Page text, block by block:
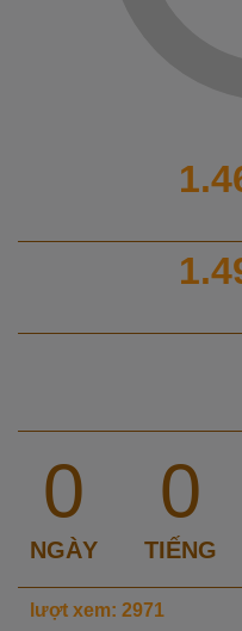
0
NGÀY
0
TIẾNG
lượt xem: 2971